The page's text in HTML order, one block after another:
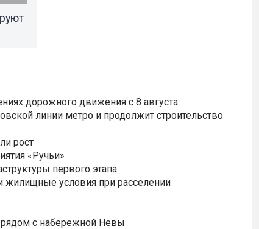
дорожного движения с 8 августа
линии метро и продолжит строительство
рост
«Ручьи»
первого этапа
жилищные условия при расселении
рядом с набережной Невы